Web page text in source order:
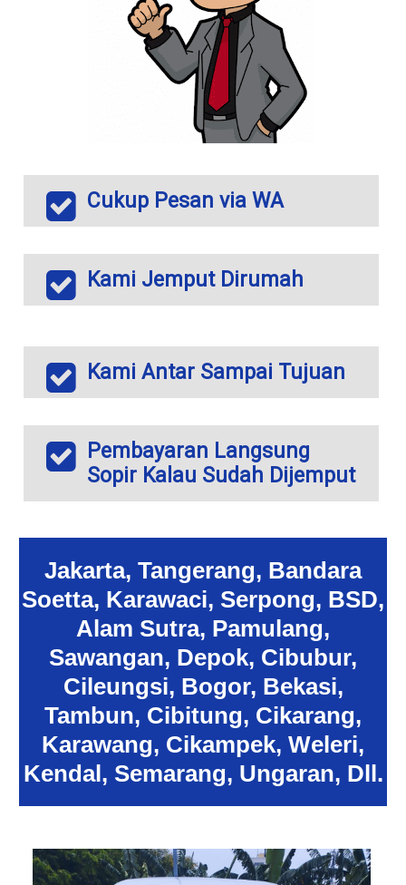
Cukup Pesan via WA
Kami Jemput Dirumah
Kami Antar Sampai Tujuan
Pembayaran Langsung
Sopir Kalau Sudah Dijemput
Jakarta, Tangerang, Bandara
Soetta, Karawaci, Serpong, BSD,
Alam Sutra, Pamulang,
Sawangan, Depok, Cibubur,
Cileungsi, Bogor, Bekasi,
Tambun, Cibitung, Cikarang,
Karawang, Cikampek, Weleri,
Kendal, Semarang, Ungaran, Dll.